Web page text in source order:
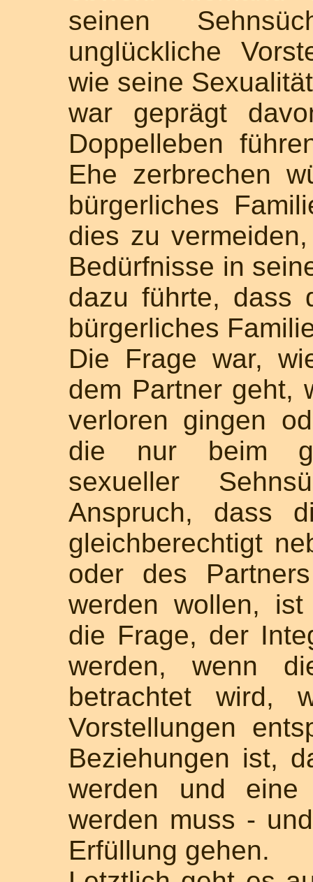
seinen
unglückliche
wie seine
war geprägt
Doppelleben
Ehe zerbrechen
bürgerliches
dies zu
Bedürfnisse in
dazu führte, dass
bürgerliches
Die Frage war,
dem Partner geht,
verloren gingen
die nur beim
sexueller
Anspruch, dass
gleichberechtigt
oder des
werden wollen,
die Frage, der
werden, wenn
betrachtet wird,
Vorstellungen
Beziehungen ist,
werden und eine
werden muss -
Erfüllung gehen.